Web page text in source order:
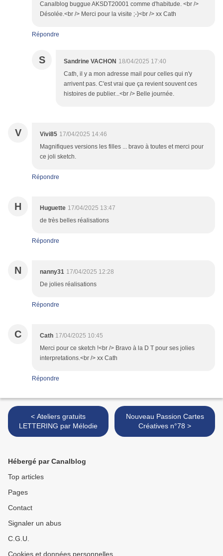
Canalblog buggue AKSDT20001 comme d'habitude. <br />
Désolée.<br /> Merci pour la visite ;-)<br /> xx Cath
Répondre
S Sandrine VACHON 18/04/2025 17:40
Cath, il y a mon adresse mail pour celles qui n'y
arrivent pas. C'est vrai que ça revient souvent ces
histoires de publier...<br /> Belle journée.
V Vivi85 17/04/2025 14:46
Magnifiques versions les filles ... bravo à toutes et merci pour
ce joli sketch.
Répondre
H Huguette 17/04/2025 13:47
de très belles réalisations
Répondre
N nanny31 17/04/2025 12:28
De jolies réalisations
Répondre
C Cath 17/04/2025 10:45
Merci pour ce sketch !<br /> Bravo à la D T pour ses jolies
interpretations.<br /> xx Cath
Répondre
< Ateliers gratuits
LETTERING par Mélodie
Nouveau Passion Cartes
Créatives n°78 >
Hébergé par Canalblog
Top articles
Pages
Contact
Signaler un abus
C.G.U.
Cookies et données personnelles